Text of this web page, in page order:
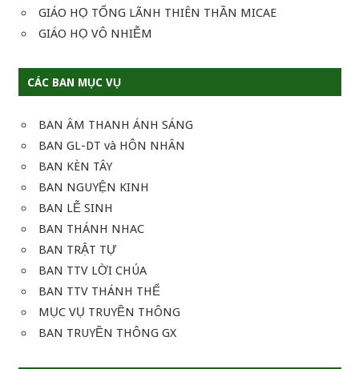
GIÁO HỌ TỔNG LÃNH THIÊN THẦN MICAE
GIÁO HỌ VÔ NHIỄM
CÁC BAN MỤC VỤ
BAN ÂM THANH ÁNH SÁNG
BAN GL-DT và HÔN NHÂN
BAN KÈN TÂY
BAN NGUYỆN KINH
BAN LỄ SINH
BAN THÁNH NHAC
BAN TRẬT TỰ
BAN TTV LỜI CHÚA
BAN TTV THÁNH THỂ
MỤC VỤ TRUYỀN THÔNG
BAN TRUYỀN THÔNG GX